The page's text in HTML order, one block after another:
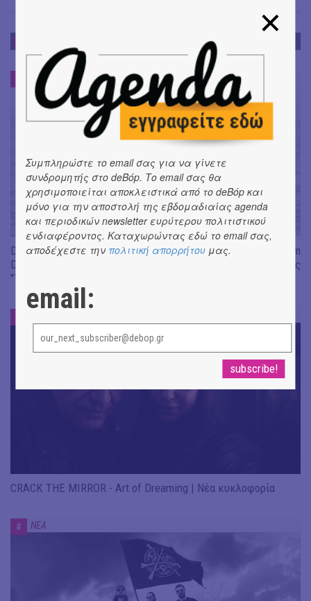
ΝΕΑ
Don't Let Me Be Misunderstood | Alexandros Livitsanos, Willem
Dafoe, Czech Studio Orchestra | Από το soundtrack της ταινίας
"The Birthday Party"
CRACK THE MIRROR - Art of Dreaming | Νέα κυκλοφορία
# ΝΕΑ
Συμπληρώστε το email σας για να γίνετε
συνδρομητής στο deBόp. Το email σας θα
χρησιμοποιείται αποκλειστικά από το deBόp και
μόνο για την αποστολή της εβδομαδιαίας agenda
και περιοδικών newsletter ευρύτερου πολιτιστικού
ενδιαφέροντος. Καταχωρώντας εδώ το email σας,
αποδέχεστε την πολιτική απορρήτου μας.
email: